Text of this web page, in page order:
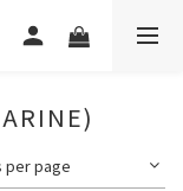
per page